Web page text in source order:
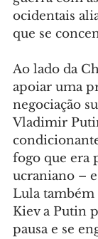
ocidentais
que se
Ao lado da
apoiar uma
negociação
Vladimir
fogo que era
ucraniano –
Lula também
Kiev a Putin
pausa e se